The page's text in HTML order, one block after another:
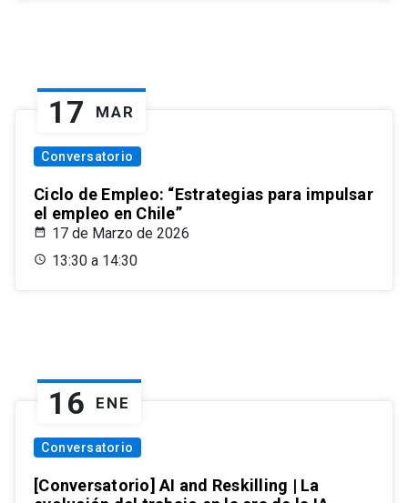
17 MAR
Conversatorio
Ciclo de Empleo: “Estrategias para impulsar
el empleo en Chile”
17 de Marzo de 2026
13:30 a 14:30
16 ENE
Conversatorio
[Conversatorio] AI and Reskilling | La